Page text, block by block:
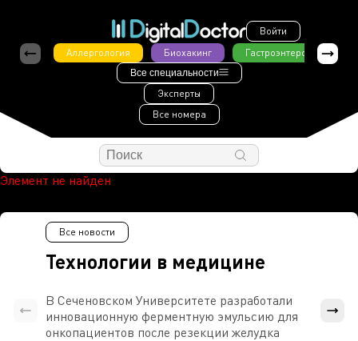
Войти
Аллергология
Биохакинг Гастроэнтерология
Все специальности
Эксперты
Все номера
Элемент не найден
Технологии в медицине
Все новости
В Сеченовском Университете разработали
инновационную ферментную эмульсию для
онкопациентов после резекции желудка